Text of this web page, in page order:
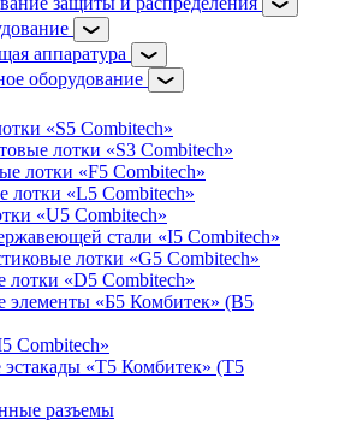
аппаратура
оборудование
«S5 Combitech»
лотки «S3 Combitech»
лотки «F5 Combitech»
лотки «L5 Combitech»
«U5 Combitech»
стали «I5 Combitech»
лотки «G5 Combitech»
лотки «D5 Combitech»
«Б5 Комбитек» (B5
Combitech»
«Т5 Комбитек» (T5
разъемы